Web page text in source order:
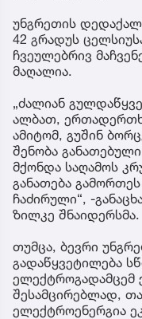
უნგრეთის
42 გრადუს
ჩვეულებრივ
მაღალია.
„ძალიან
ალბათ,
ამიტომ, გუშინ
შენობა
მქონდა საღამოს
განათება
ჩაძირული“, -
ზილკე შნაიდერსმა.
თუმცა, ბევრი
გადაწყვეტილება
ელექტროგადამცემ
შესამცირებლად,
ელექტროენერგია